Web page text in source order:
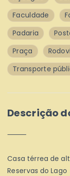
Faculdade
Padaria
Praça
Transporte
Descrição
⸻
Casa térrea de
Reservas do Lago